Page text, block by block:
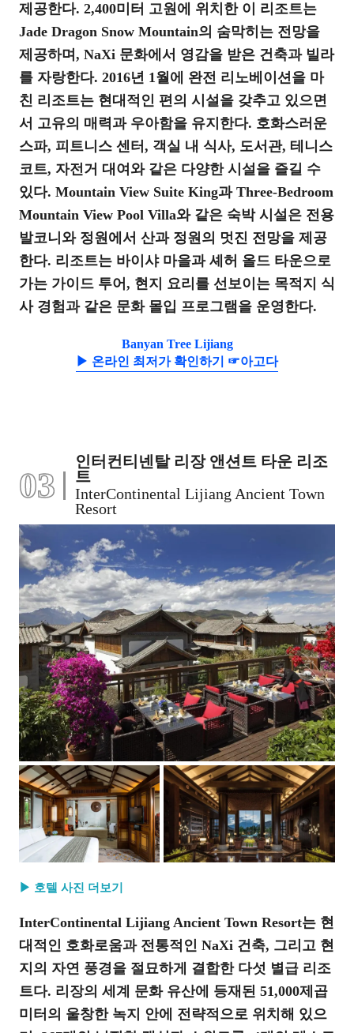
제공한다. 2,400미터 고원에 위치한 이 리조트는
Jade Dragon Snow Mountain의 숨막히는 전망을
제공하며, NaXi 문화에서 영감을 받은 건축과 빌라
를 자랑한다. 2016년 1월에 완전 리노베이션을 마
친 리조트는 현대적인 편의 시설을 갖추고 있으면
서 고유의 매력과 우아함을 유지한다. 호화스러운
스파, 피트니스 센터, 객실 내 식사, 도서관, 테니스
코트, 자전거 대여와 같은 다양한 시설을 즐길 수
있다. Mountain View Suite King과 Three-Bedroom
Mountain View Pool Villa와 같은 숙박 시설은 전용
발코니와 정원에서 산과 정원의 멋진 전망을 제공
한다. 리조트는 바이샤 마을과 셰허 올드 타운으로
가는 가이드 투어, 현지 요리를 선보이는 목적지 식
사 경험과 같은 문화 몰입 프로그램을 운영한다.
Banyan Tree Lijiang
▶ 온라인 최저가 확인하기 ☞아고다
03
인터컨티넨탈 리장 앤션트 타운 리조
트
InterContinental Lijiang Ancient Town
Resort
▶ 호텔 사진 더보기
InterContinental Lijiang Ancient Town Resort는 현
대적인 호화로움과 전통적인 NaXi 건축, 그리고 현
지의 자연 풍경을 절묘하게 결합한 다섯 별급 리조
트다. 리장의 세계 문화 유산에 등재된 51,000제곱
미터의 울창한 녹지 안에 전략적으로 위치해 있으